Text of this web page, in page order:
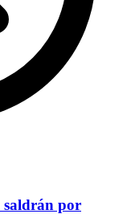
saldrán por